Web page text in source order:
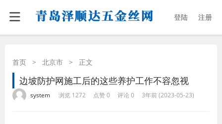
登陆 注册
首页 > 北京市 > 正文
边坡防护网施工后的这些养护工作不容忽视
system 浏览 1272 点赞 0 评论 0 3年前 (2023-05-23)